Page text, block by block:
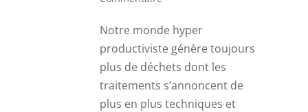
Notre monde hyper
productiviste génère toujours
plus de déchets dont les
traitements s’annoncent de
plus en plus techniques et